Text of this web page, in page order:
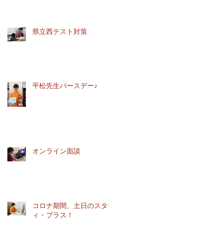
県立西テスト対策
平松先生バースデー♪
オンライン面談
コロナ期間、土日のスタデ
ィ・プラス！